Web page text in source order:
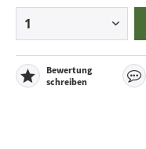
Bewertung
schreiben